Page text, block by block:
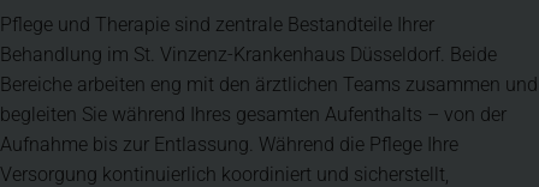
Über uns
Karriere
Pflege und Therapie sind zentrale Bestandteile Ihrer
Behandlung im St. Vinzenz-Krankenhaus Düsseldorf. Beide
Bereiche arbeiten eng mit den ärztlichen Teams zusammen und
begleiten Sie während Ihres gesamten Aufenthalts – von der
Aufnahme bis zur Entlassung. Während die Pflege Ihre
Versorgung kontinuierlich koordiniert und sicherstellt,